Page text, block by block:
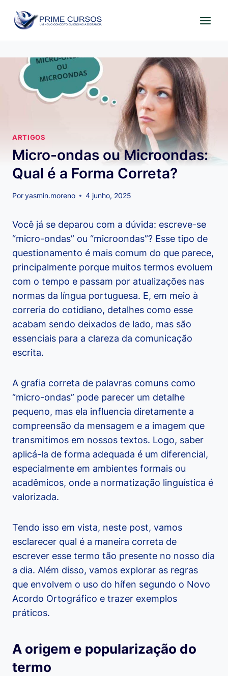
para
ARTIGOS
Micro-ondas ou Microondas:
Qual é a Forma Correta?
Poryasmin.moreno 4 junho, 2025
Você já se deparou com a dúvida: escreve-se
“micro-ondas” ou “microondas”? Esse tipo de
questionamento é mais comum do que parece,
principalmente porque muitos termos evoluem
com o tempo e passam por atualizações nas
normas da língua portuguesa. E, em meio à
correria do cotidiano, detalhes como esse
acabam sendo deixados de lado, mas são
essenciais para a clareza da comunicação
escrita.
A grafia correta de palavras comuns como
“micro-ondas” pode parecer um detalhe
pequeno, mas ela influencia diretamente a
compreensão da mensagem e a imagem que
transmitimos em nossos textos. Logo, saber
aplicá-la de forma adequada é um diferencial,
especialmente em ambientes formais ou
acadêmicos, onde a normatização linguística é
valorizada.
Tendo isso em vista, neste post, vamos
esclarecer qual é a maneira correta de
escrever esse termo tão presente no nosso dia
a dia. Além disso, vamos explorar as regras
que envolvem o uso do hífen segundo o Novo
Acordo Ortográfico e trazer exemplos
práticos.
A origem e popularização do
termo